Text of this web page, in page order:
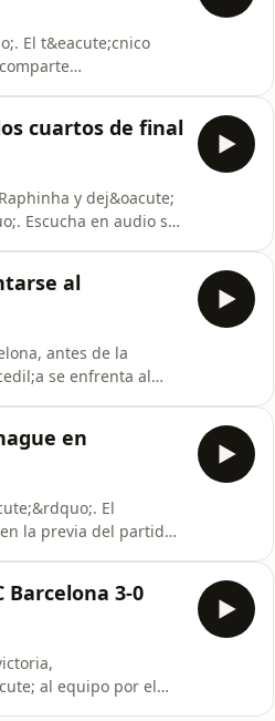
El t&eacute;cnico
cuartos de final
y dej&oacute;
Escucha en audio su
al
antes de la
se enfrenta al
en
El
la previa del partido
Barcelona 3-0
al equipo por el